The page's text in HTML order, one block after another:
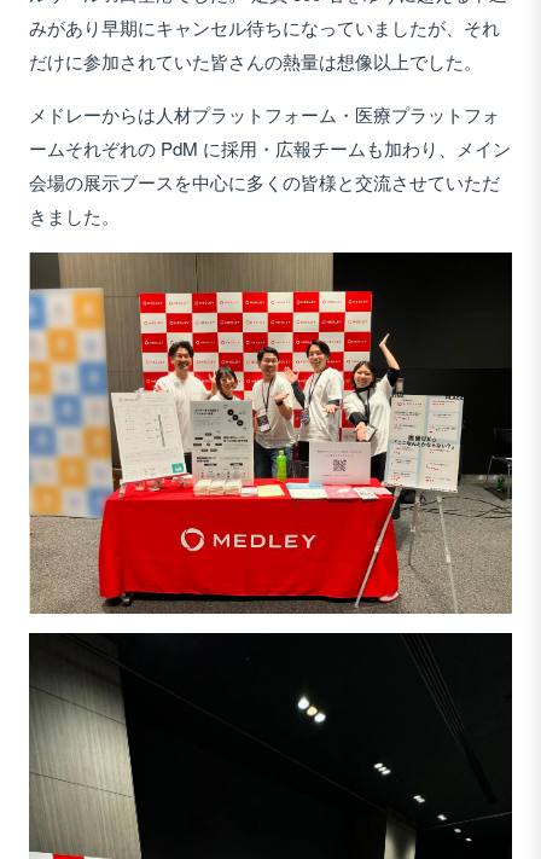
みがあり早期にキャンセル待ちになっていましたが、それ
だけに参加されていた皆さんの熱量は想像以上でした。
メドレーからは人材プラットフォーム・医療プラットフォ
ームそれぞれの PdM に採用・広報チームも加わり、メイン
会場の展示ブースを中心に多くの皆様と交流させていただ
きました。